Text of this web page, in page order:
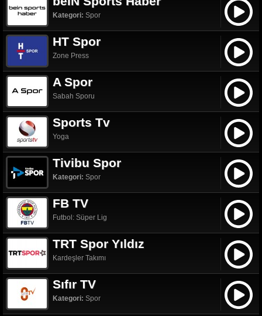
Kategori: Spor
HT Spor
Zone Press
A Spor
Sabah Sporu
Sports Tv
Yoga
Tivibu Spor
Kategori: Spor
FB TV
Futbol: Süper Lig
TRT Spor Yıldız
Kardeşler Takımı
Sıfır TV
Kategori: Spor